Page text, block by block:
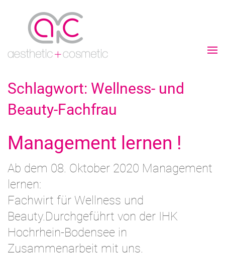
Schlagwort: Wellness- und
Beauty-Fachfrau
Management lernen !
Ab dem 08. Oktober 2020 Management
lernen:
Fachwirt für Wellness und
Beauty.Durchgeführt von der IHK
Hochrhein-Bodensee in
Zusammenarbeit mit uns.